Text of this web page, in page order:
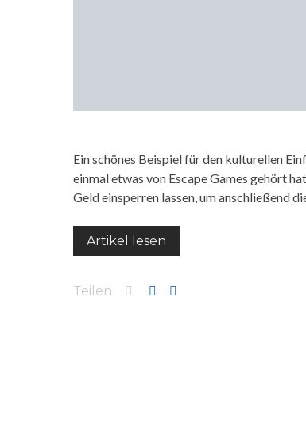
Ein schönes Beispiel für den kulturellen
einmal etwas von Escape Games gehört
Geld einsperren lassen, um anschließend
Artikel lesen
Teilen